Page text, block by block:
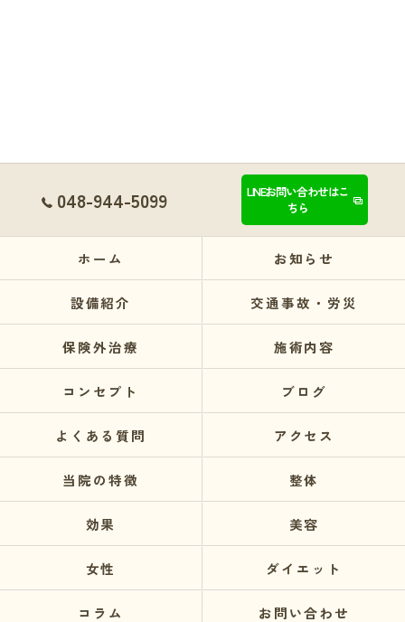
048-944-5099
LINEお問い合わせはこ
ちら
ホーム お知らせ
設備紹介 交通事故・労災
保険外治療 施術内容
コンセプト ブログ
よくある質問 アクセス
当院の特徴 整体
効果 美容
女性 ダイエット
コラム お問い合わせ